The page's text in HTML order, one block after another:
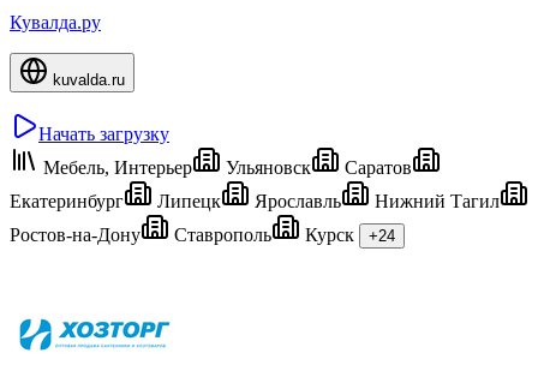
Кувалда.ру
kuvalda.ru
Начать загрузку
Мебель, Интерьер
Ульяновск
Саратов
Екатеринбург
Липецк Ярославль
Нижний Тагил
Ростов-на-Дону
Ставрополь Курск +24